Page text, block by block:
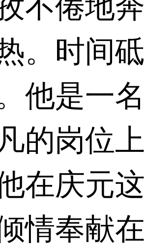
不倦地
。 时间
他是一
的岗位
在庆元
情奉献